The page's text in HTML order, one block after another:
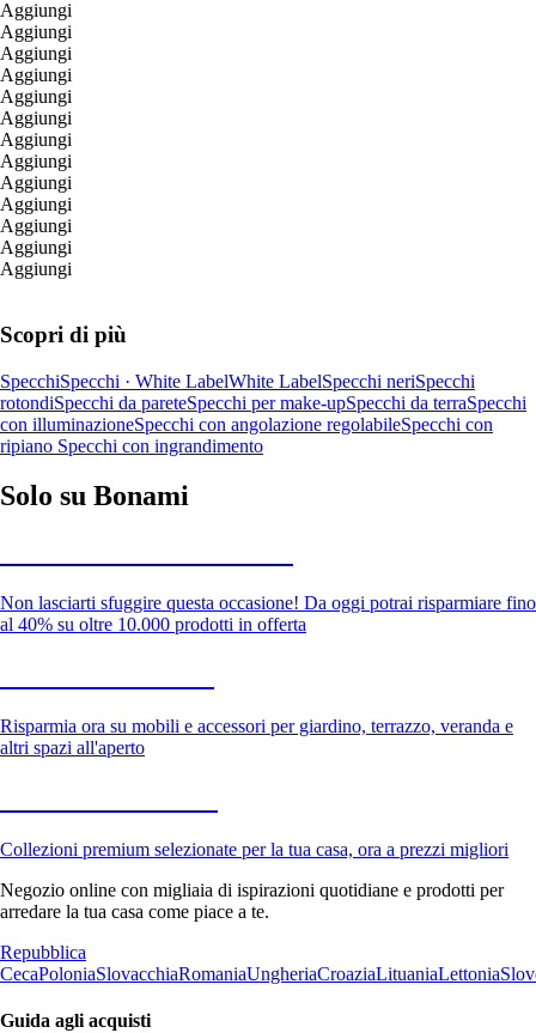
Aggiungi
Aggiungi
Aggiungi
Aggiungi
Aggiungi
Aggiungi
Aggiungi
Aggiungi
Aggiungi
Aggiungi
Aggiungi
Aggiungi
Aggiungi
Scopri di più
SpecchiSpecchi · White LabelWhite LabelSpecchi neriSpecchi
rotondiSpecchi da pareteSpecchi per make-upSpecchi da terraSpecchi
con illuminazioneSpecchi con angolazione regolabileSpecchi con
ripiano Specchi con ingrandimento
Solo su Bonami
Non lasciarti sfuggire questa occasione! Da oggi potrai risparmiare fino
al 40% su oltre 10.000 prodotti in offerta
Risparmia ora su mobili e accessori per giardino, terrazzo, veranda e
altri spazi all'aperto
Collezioni premium selezionate per la tua casa, ora a prezzi migliori
Negozio online con migliaia di ispirazioni quotidiane e prodotti per
arredare la tua casa come piace a te.
Repubblica
CecaPoloniaSlovacchiaRomaniaUngheriaCroaziaLituaniaLettonia
Guida agli acquisti